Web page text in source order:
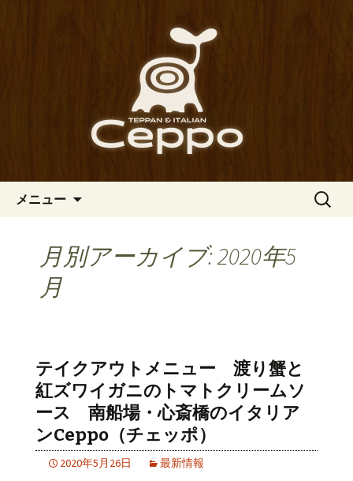
南船場・心斎橋のイタリアン
「Ceppo（チェッポ）」の公式
イタリアン「Ceppo（チェッポ）」。
さまざまなパスタや讃岐オリーブ牛の
ステーキのほか、バルメニューも豊富
にご用意。デートにも一人飲みのお客
様にもぴったりです。
メニュー
検
月別アーカイブ: 2020年5
月
テイクアウトメニュー 渡り蟹と
紅ズワイガニのトマトクリームソ
ース 南船場・心斎橋のイタリア
ンCeppo（チェッポ）
2020年5月26日 最新情報